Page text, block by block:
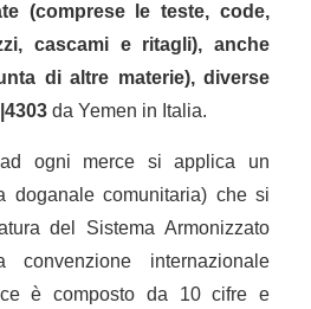
(comprese le teste, code,
cascami e ritagli), anche
di altre materie), diverse
da Yemen in Italia.
ogni merce si applica un
doganale comunitaria) che si
del Sistema Armonizzato
internazionale
è composto da 10 cifre e